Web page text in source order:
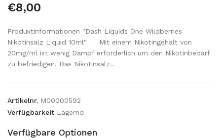
€8,00
Produktinformationen "Dash Liquids One Wildberries
Nikotinsalz Liquid 10ml" Mit einem Nikotingehalt von
20mg/ml ist wenig Dampf erforderlich um den Nikotinbedarf
zu befriedigen. Das Nikotinsalz..
Artikelnr. M00000592
Verfügbarkeit Lagernd
Verfügbare Optionen